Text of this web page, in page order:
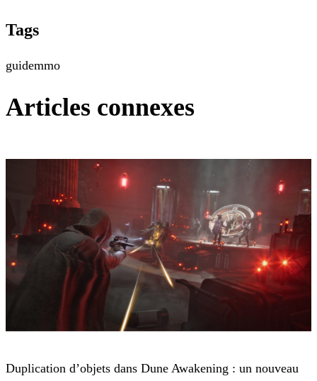
Tags
guidemmo
Articles connexes
Duplication d’objets dans Dune Awakening : un nouveau